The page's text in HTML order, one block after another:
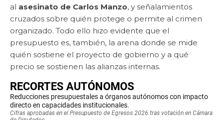
al asesinato de Carlos Manzo, y señalamientos
cruzados sobre quién protege o permite al crimen
organizado. Todo ello hizo evidente que el
presupuesto es, también, la arena donde se mide
quién sostiene el proyecto de gobierno y a qué
precio se sostienen las alianzas internas.